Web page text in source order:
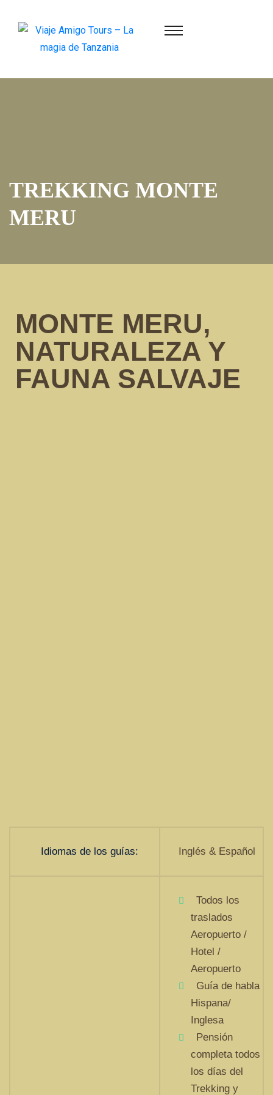
TREKKING MONTE
MERU
MONTE MERU,
NATURALEZA Y
FAUNA SALVAJE
Idiomas de los guías: Inglés & Español
Todos los
traslados
Aeropuerto /
Hotel /
Aeropuerto
Guía de habla
Hispana/
Inglesa
Pensión
completa todos
los días del
Trekking y